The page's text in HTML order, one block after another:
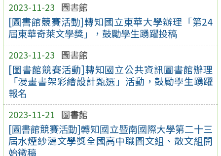
2023-11-23 圖書館
[圖書館競賽活動]轉知國立東華大學辦理「第24
屆東華奇萊文學獎」，鼓勵學生踴躍投稿
2023-11-23 圖書館
[圖書館競賽活動]轉知國立公共資訊圖書館辦理
「漫畫書架彩繪設計甄選」活動，鼓勵學生踴躍
報名
2023-11-21 圖書館
[圖書館競賽活動]轉知國立暨南國際大學第二十三
屆水煙紗漣文學獎全國高中職圖文組、散文組開
始徵稿